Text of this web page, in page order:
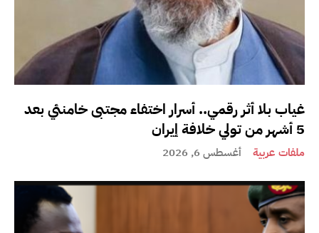
غياب بلا أثر رقمي.. أسرار اختفاء مجتبى خامنئي بعد
5 أشهر من تولي خلافة إيران
ملفات عربية أغسطس 6, 2026